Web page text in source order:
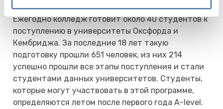
Oxbridge Entrance
Ежегодно колледж готовит около 40 студентов к
поступлению в университеты Оксфорда и
Кембриджа. За последние 18 лет такую
подготовку прошли 651 человек, из них 214
успешно прошли все этапы поступления и стали
студентами данных университетов. Студенты,
которые могут участвовать в этой программе,
определяются летом после первого года A-level.